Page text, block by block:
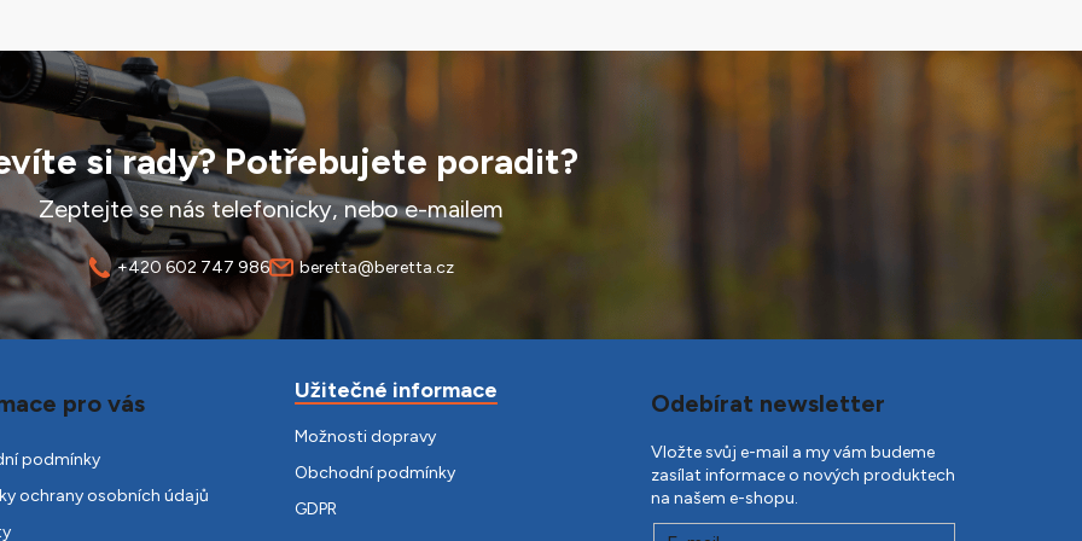
si rady? Potřebujete poradit?
Zeptejte se nás telefonicky, nebo e-mailem
+420 602 747 986 beretta@beretta.cz
pro vás
podmínky
ochrany osobních údajů
Užitečné informace
Možnosti dopravy
Obchodní podmínky
GDPR
Odebírat newsletter
Vložte svůj e-mail a my vám budeme
zasílat informace o nových produktech
na našem e-shopu.